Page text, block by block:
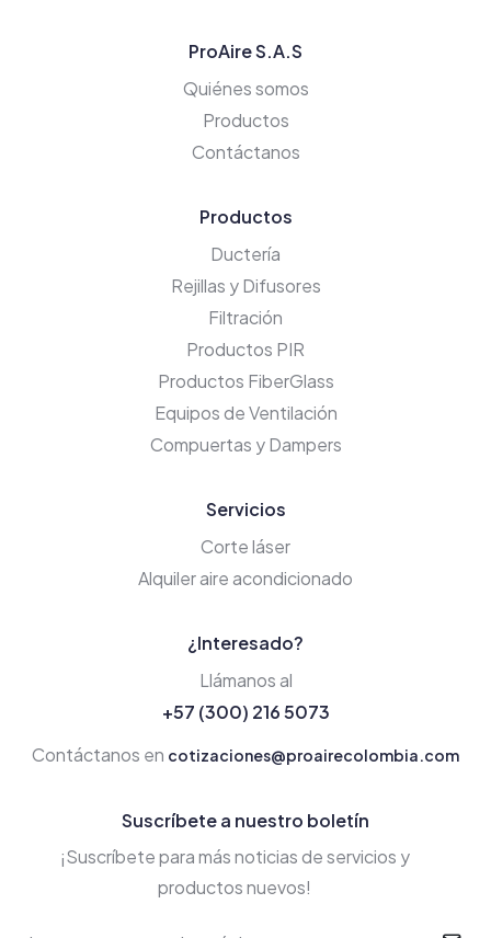
ProAire S.A.S
Quiénes somos
Productos
Contáctanos
Productos
Ductería
Rejillas y Difusores
Filtración
Productos PIR
Productos FiberGlass
Equipos de Ventilación
Compuertas y Dampers
Servicios
Corte láser
Alquiler aire acondicionado
¿Interesado?
Llámanos al
+57 (300) 216 5073
Contáctanos en cotizaciones@proairecolombia.com
Suscríbete a nuestro boletín
¡Suscríbete para más noticias de servicios y
productos nuevos!